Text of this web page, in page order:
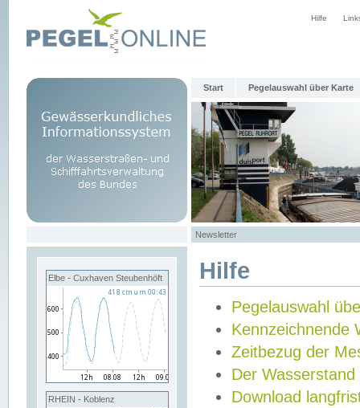
Hilfe
Start Pegelauswahl über Karte
Newsletter
Elbe - Cuxhaven Steubenhöft
RHEIN - Koblenz
Hilfe
Pegelauswahl
Kennzeichnende
Zeitbezug der
Der Wasserstand
Download